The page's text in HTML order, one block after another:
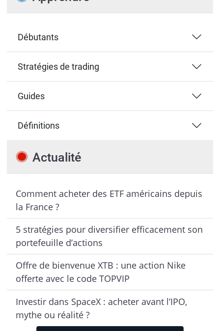
Débutants
Stratégies de trading
Guides
Définitions
Actualité
Comment acheter des ETF américains depuis
la France ?
5 stratégies pour diversifier efficacement son
portefeuille d’actions
Offre de bienvenue XTB : une action Nike
offerte avec le code TOPVIP
Investir dans SpaceX : acheter avant l’IPO,
mythe ou réalité ?